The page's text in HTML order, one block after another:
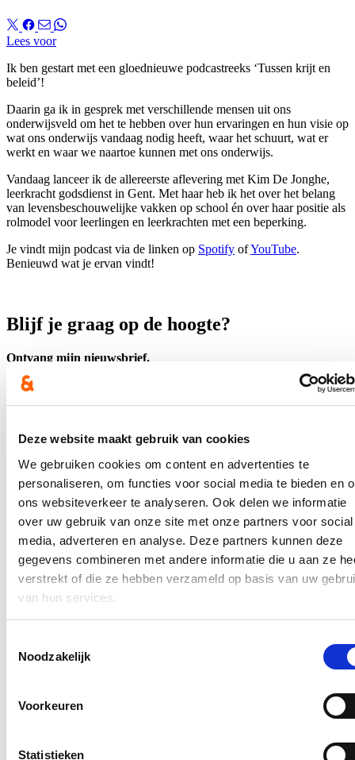
Deze website maakt gebruik van cookies
We gebruiken cookies om content en advertenties te
personaliseren, om functies voor social media te bieden en
ons websiteverkeer te analyseren. Ook delen we informatie
over uw gebruik van onze site met onze partners voor social
media, adverteren en analyse. Deze partners kunnen deze
gegevens combineren met andere informatie die u aan ze
verstrekt of die ze hebben verzameld op basis van uw
van hun services.
Noodzakelijk
Voorkeuren
Statistieken
Lees voor
Ik ben gestart met een gloednieuwe podcastreeks ‘Tussen krijt en
beleid’!
Daarin ga ik in gesprek met verschillende mensen uit ons
onderwijsveld om het te hebben over hun ervaringen en hun visie op
wat ons onderwijs vandaag nodig heeft, waar het schuurt, wat er
werkt en waar we naartoe kunnen met ons onderwijs.
Vandaag lanceer ik de allereerste aflevering met Kim De Jonghe,
leerkracht godsdienst in Gent. Met haar heb ik het over het belang
van levensbeschouwelijke vakken op school én over haar positie als
rolmodel voor leerlingen en leerkrachten met een beperking.
Je vindt mijn podcast via de linken op Spotify ofYouTube.
Benieuwd wat je ervan vindt!
Blijf je graag op de hoogte?
Ontvang mijn nieuwsbrief.
Postcode
Ja, ik wens de nieuwsbrief van Loes Vandromme te ontvangen op
bovenstaand e-mailadres.
Klikhierom de privacyvoorwaarden te raadplegen
Nieuws
Recordaantal West-Vlaamse scholen kiest voor Oog
voor Lekkers
Maar liefst 340 West-Vlaamse scholen namen tijdens het voorbije
subsidieprogramma dat gezonde voedingsgewoonten bij kinderen
stimuleert. Dat zijn 26 scholen meer dan vorig schooljaar en zelf 80
meer dan drie jaar geleden: een stijging van respectievelijk bijna 9
hun sterk engagement voor gezonde voeding op school én de